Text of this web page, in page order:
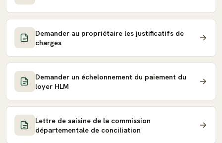
Demander au propriétaire les justificatifs de
charges
Demander un échelonnement du paiement du
loyer HLM
Lettre de saisine de la commission
départementale de conciliation